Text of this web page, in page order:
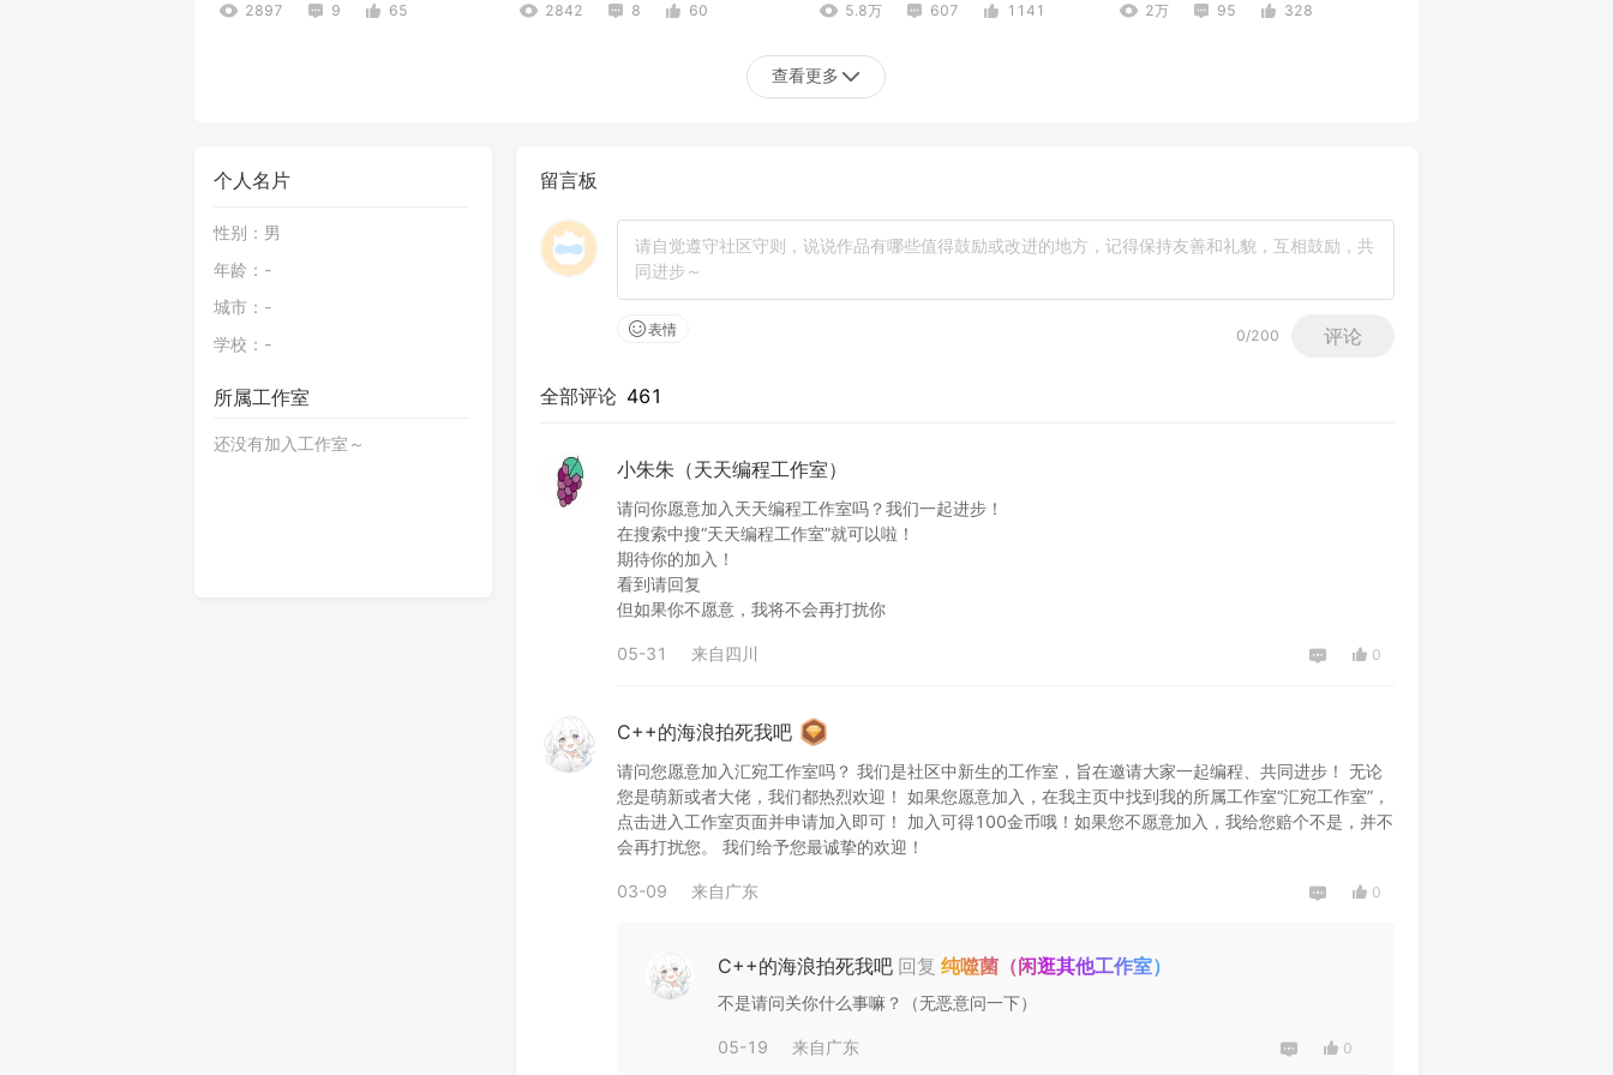
2897 9 65 2842 8 60 5.8万 607 1141 2万 95 328
3.2万
查看更多
个人名片
性别： 男
年龄： -
城市： -
学校： -
所属工作室
还没有加入工作室～
留言板
表情 0/200 评论
全部评论 461
小朱朱（天天编程工作室）
请问你愿意加入天天编程工作室吗？我们一起进步！
在搜索中搜“天天编程工作室”就可以啦！
期待你的加入！
看到请回复
但如果你不愿意，我将不会再打扰你
05-31 来自四川 0
C++的海浪拍死我吧
请问您愿意加入汇宛工作室吗？ 我们是社区中新生的工作室，旨在邀请大家一起编程、共同进步！ 无论
您是萌新或者大佬，我们都热烈欢迎！ 如果您愿意加入，在我主页中找到我的所属工作室“汇宛工作室”，
点击进入工作室页面并申请加入即可！ 加入可得100金币哦！如果您不愿意加入，我给您赔个不是，并不
会再打扰您。 我们给予您最诚挚的欢迎！
03-09 来自 广东 0
C++的海浪拍死我吧 回复 纯噬菌（闲逛其他工作室）
不是请问关你什么事嘛？（无恶意问一下）
05-19 来自 广东 0